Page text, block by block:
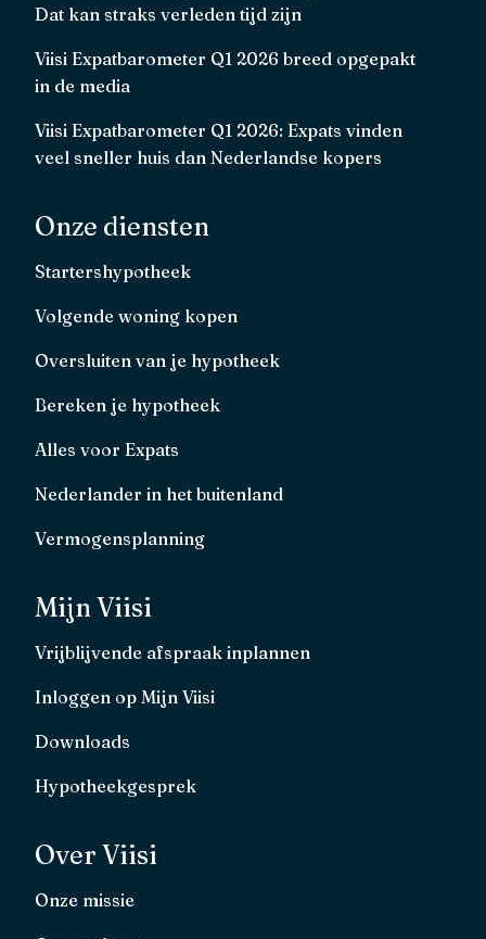
Dat kan straks verleden tijd zijn
Viisi Expatbarometer Q1 2026 breed opgepakt
in de media
Viisi Expatbarometer Q1 2026: Expats vinden
veel sneller huis dan Nederlandse kopers
Onze diensten
Startershypotheek
Volgende woning kopen
Oversluiten van je hypotheek
Bereken je hypotheek
Alles voor Expats
Nederlander in het buitenland
Vermogensplanning
Mijn Viisi
Vrijblijvende afspraak inplannen
Inloggen op Mijn Viisi
Downloads
Hypotheekgesprek
Over Viisi
Onze missie